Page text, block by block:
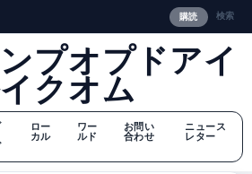
購読 検索
プオプドアイ
クオム
ロー
カル
ワー
ルド
お問い
合わせ
ニュース
レター